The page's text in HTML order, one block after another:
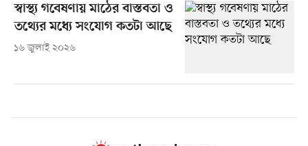
স্বাস্থ্য গবেষণায় মাঠের বাস্তবতা ও
তথ্যের মধ্যে সংযোগ কতটা আছে
১৬ জুলাই ২০২৬